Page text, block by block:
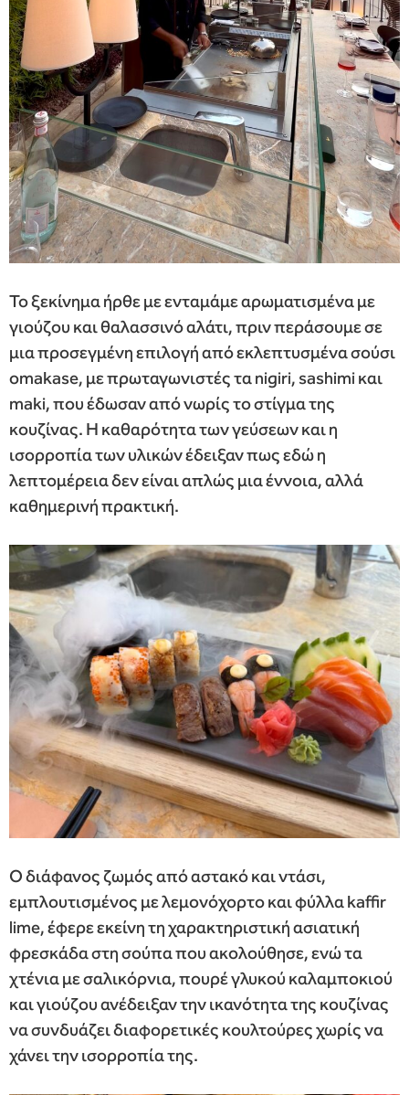
Το ξεκίνημα ήρθε με ενταμάμε αρωματισμένα με
γιούζου και θαλασσινό αλάτι, πριν περάσουμε σε
μια προσεγμένη επιλογή από εκλεπτυσμένα σούσι
omakase, με πρωταγωνιστές τα nigiri, sashimi και
maki, που έδωσαν από νωρίς το στίγμα της
κουζίνας. Η καθαρότητα των γεύσεων και η
ισορροπία των υλικών έδειξαν πως εδώ η
λεπτομέρεια δεν είναι απλώς μια έννοια, αλλά
καθημερινή πρακτική.
Ο διάφανος ζωμός από αστακό και ντάσι,
εμπλουτισμένος με λεμονόχορτο και φύλλα kaffir
lime, έφερε εκείνη τη χαρακτηριστική ασιατική
φρεσκάδα στη σούπα που ακολούθησε, ενώ τα
χτένια με σαλικόρνια, πουρέ γλυκού καλαμποκιού
και γιούζου ανέδειξαν την ικανότητα της κουζίνας
να συνδυάζει διαφορετικές κουλτούρες χωρίς να
χάνει την ισορροπία της.